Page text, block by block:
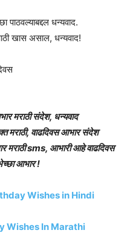
पाठवल्याबद्दल धन्यवाद.
खास असाल, धन्यवाद!
मराठी संदेश, धन्यवाद
मराठी, वाढदिवस आभार संदेश
मराठी sms, आभारी आहे वाढदिवस
आभार !
Wishes in Hindi
Wishes In Marathi